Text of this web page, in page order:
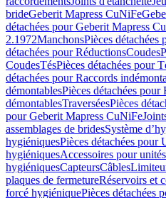
brideGeberit Mapress CuNiFe
détachées pour Geberit Mapress
2.1972ManchonsPièces détachées
détachées pour RéductionsCoudes
CoudesTésPièces détachées pour
détachées pour Raccords
démontablesPièces détachées pour
démontablesTraverséesPièces
pour Geberit Mapress CuNiFe
assemblages de bridesSystème
hygiéniquesPièces détachées pour
hygiéniquesAccessoires pour
hygiéniquesCapteursCâbles
plaques de fermetureRéservoirs et
forcé hygiéniquePièces détachées